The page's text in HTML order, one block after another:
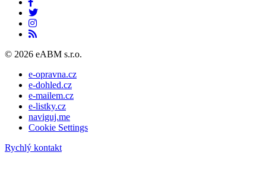
© 2026 eABM s.r.o.
e-opravna.cz
e-dohled.cz
e-mailem.cz
e-listky.cz
naviguj.me
Cookie Settings
Rychlý kontakt